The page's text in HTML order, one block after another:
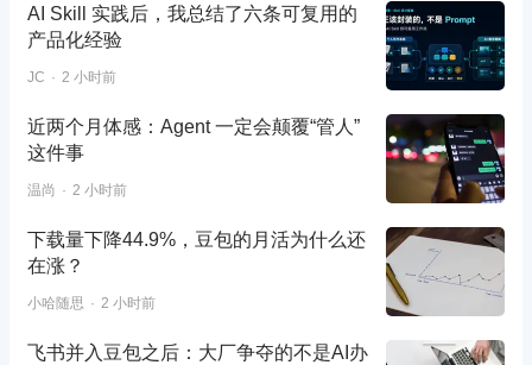
AI Skill 实践后，我总结了六条可复用的
产品化经验
JC 2 小时前
近两个月体感：Agent 一定会颠覆“管人”
这件事
温尚 2 小时前
下载量下降44.9%，豆包的月活为什么还
在涨？
小哈随思 2 小时前
飞书并入豆包之后：大厂争夺的不是AI办